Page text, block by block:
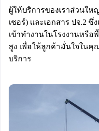
ผู้ให้บริการของเราส่วนใ
เซอร์) และเอกสาร ปจ.2
เข้าทำงานในโรงงานหรื
สูง เพื่อให้ลูกค้ามั่นใจใน
บริการ